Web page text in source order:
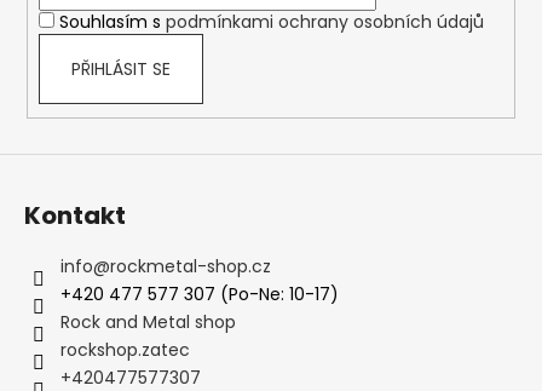
Souhlasím s podmínkami ochrany osobních údajů
PŘIHLÁSIT SE
Kontakt
info@rockmetal-shop.cz
+420 477 577 307 (Po-Ne: 10-17)
Rock and Metal shop
rockshop.zatec
+420477577307